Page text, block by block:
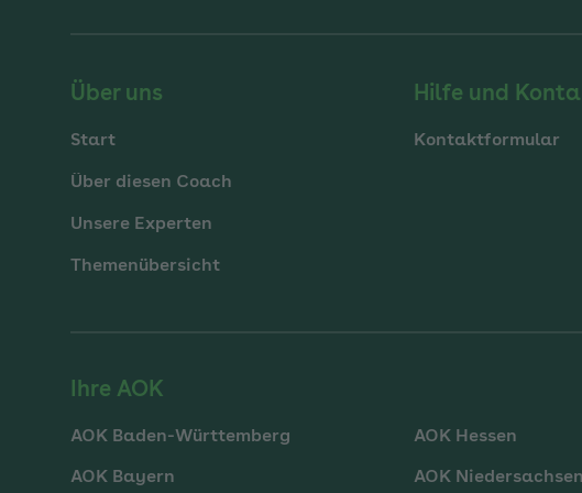
Über uns
Start
Über diesen Coach
Unsere Experten
Themenübersicht
Hilfe und
Kontaktformular
Ihre AOK
AOK Baden-Württemberg
AOK Bayern
AOK Hessen
AOK Niedersachsen